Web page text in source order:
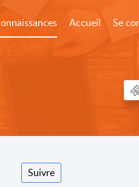
Accueil Se
Suivre